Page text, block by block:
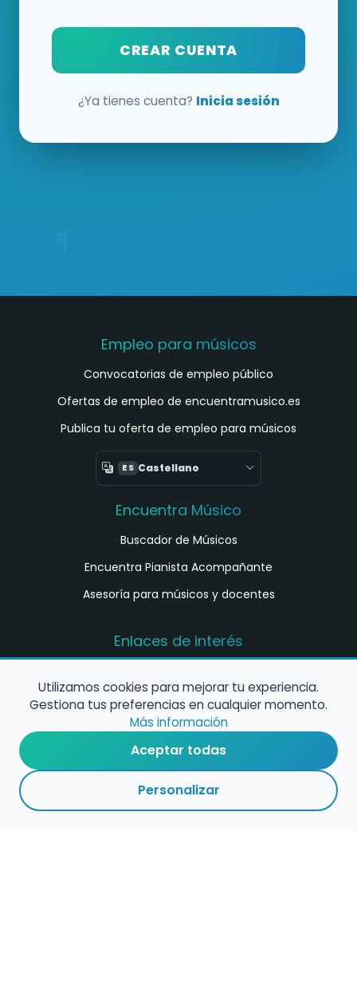
CREAR CUENTA
¿Ya tienes cuenta? Inicia sesión
Empleo para músicos
Convocatorias de empleo público
Ofertas de empleo de encuentramusico.es
Publica tu oferta de empleo para músicos
ES Castellano
Encuentra Músico
Buscador de Músicos
Encuentra Pianista Acompañante
Asesoría para músicos y docentes
Enlaces de interés
música en España
Configura alertas de empleo
Contacta con nosotros
Utilizamos cookies para mejorar tu experiencia.
Gestiona tus preferencias en cualquier momento.
Más información
Aceptar todas
Personalizar